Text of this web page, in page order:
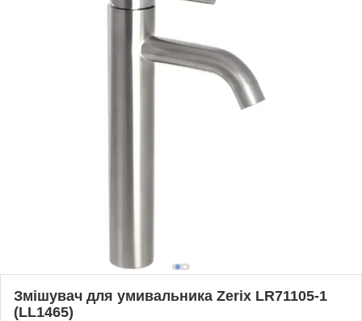
Змішувач для умивальника Zerix LR71105-1
(LL1465)